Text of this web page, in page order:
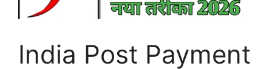
India Post Payment